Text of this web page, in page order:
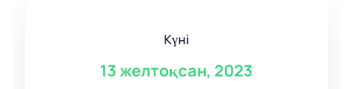
Күні
13 желтоқсан, 2023